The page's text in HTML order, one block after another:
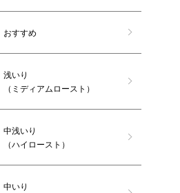
おすすめ
浅いり
（ミディアムロースト）
中浅いり
（ハイロースト）
中いり